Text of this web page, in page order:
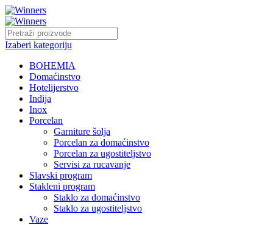
Izaberi kategoriju
BOHEMIA
Domaćinstvo
Hotelijerstvo
Indija
Inox
Porcelan
Garniture šolja
Porcelan za domaćinstvo
Porcelan za ugostiteljstvo
Servisi za rucavanje
Slavski program
Stakleni program
Staklo za domaćinstvo
Staklo za ugostiteljstvo
Vaze